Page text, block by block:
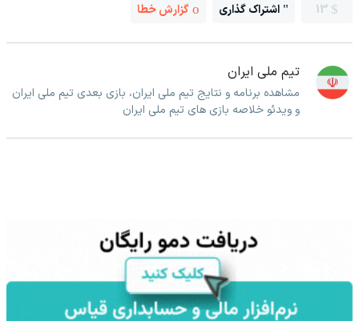
13 اشتراک گذاری گزارش خطا
تیم ملی ایران
مشاهده برنامه و نتایج تیم ملی ایران، بازی بعدی تیم ملی ایران
و ویدئو خلاصه بازی های تیم ملی ایران